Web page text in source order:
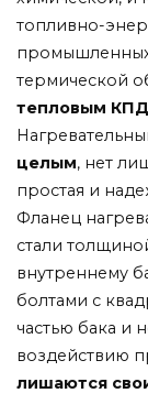
топливно-
термической
тепловым КПД
целым, нет
простая и
Фланец
стали
внутреннему
болтами с
частью бака и
воздействию
лишаются